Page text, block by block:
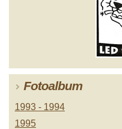
Fotoalbum
1993 - 1994
1995